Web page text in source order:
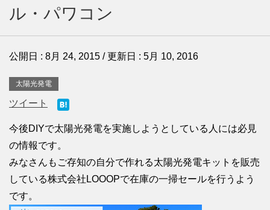
ル・パワコン
公開日 : 8月 24, 2015 / 更新日 : 5月 10, 2016
太陽光発電
ツイート
今後DIYで太陽光発電を実施しようとしている人には必見
の情報です。
みなさんもご存知の自分で作れる太陽光発電キットを販売
している株式会社LOOOPで在庫の一掃セールを行うよう
です。